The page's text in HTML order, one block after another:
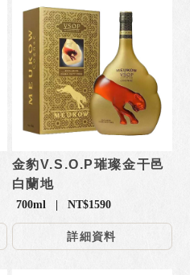
金豹V.S.O.P璀璨金干邑
白蘭地
700ml | NT$1590
詳細資料